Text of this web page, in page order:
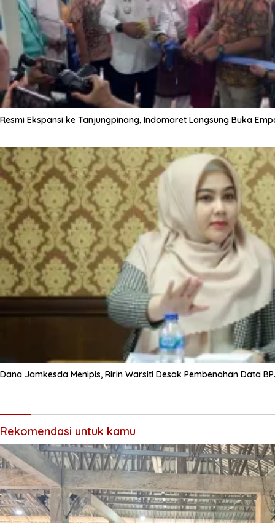
Resmi Ekspansi ke Tanjungpinang, Indomaret Langsung Buka
Dana Jamkesda Menipis, Ririn Warsiti Desak Pembenahan Data
Rekomendasi untuk kamu